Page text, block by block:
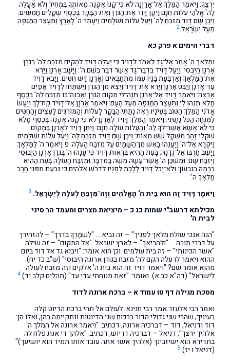
יִרְצֶךָ: וַיֹּאמֶר הַמֶּלֶךְ אֶל־אֲרַוְנָה לֹא כִּי־קָנוֹ אֶקְנֶה מֵאוֹתְךָ בִּמְחִיר וְלֹא אַעֲלֶה
לַה' אֱלֹהַי עֹלוֹת חִנָּם וַיִּקֶן דָּוִד אֶת־הַגֹּרֶן וְאֶת־הַבָּקָר בְּכֶסֶף שְׁקָלִים חֲמִשִּׁים:
וַיִּבֶן שָׁם דָּוִד מִזְבֵּחַ לַה' וַיַּעַל עֹלוֹת וּשְׁלָמִים וַיֵּעָתֵר ה' לָאָרֶץ וַתֵּעָצַר הַמַּגֵּפָה
מֵעַל יִשְׂרָאֵל.2
דברי הימים א פרק כא
וּמַלְאַךְ ה' אָמַר אֶל־גָּד לֵאמֹר לְדָוִיד כִּי יַעֲלֶה דָוִיד לְהָקִים מִזְבֵּחַ לַה' בְּגֹרֶן
אָרְנָן הַיְבֻסִי: וַיַּעַל דָּוִיד בִּדְבַר־גָּד אֲשֶׁר דִּבֶּר בְּשֵׁם ה': וַיָּשָׁב אָרְנָן וַיַּרְא
אֶת־הַמַּלְאָךְ וְאַרְבַּעַת בָּנָיו עִמּוֹ מִתְחַבְּאִים וְאָרְנָן דָּשׁ חִטִּים: וַיָּבֹא דָוִיד
עַד־אָרְנָן וַיַּבֵּט אָרְנָן וַיַּרְא אֶת־דָּוִיד וַיֵּצֵא מִן־הַגֹּרֶן וַיִּשְׁתַּחוּ לְדָוִיד אַפַּיִם
אָרְצָה: וַיֹּאמֶר דָּוִיד אֶל־אָרְנָן תְּנָה־לִּי מְקוֹם הַגֹּרֶן וְאֶבְנֶה־בּוֹ מִזְבֵּחַ לַה' בְּכֶסֶף
מָלֵא תְּנֵהוּ לִי וְתֵעָצַר הַמַּגֵּפָה מֵעַל הָעָם: וַיֹּאמֶר אָרְנָן אֶל־דָּוִיד קַח־לָךְ וְיַעַשׂ
אֲדֹנִי הַמֶּלֶךְ הַטּוֹב בְּעֵינָיו רְאֵה נָתַתִּי הַבָּקָר לָעֹלוֹת וְהַמּוֹרִגִּים לָעֵצִים וְהַחִטִּים
לַמִּנְחָה הַכֹּל נָתָתִּי: וַיֹּאמֶר הַמֶּלֶךְ דָּוִיד לְאָרְנָן לֹא כִּי־קָנֹה אֶקְנֶה בְּכֶסֶף מָלֵא
כִּי לֹא־אֶשָּׂא אֲשֶׁר־לְךָ לַה' וְהַעֲלוֹת עוֹלָה חִנָּם: וַיִּתֵּן דָּוִיד לְאָרְנָן בַּמָּקוֹם
שִׁקְלֵי זָהָב מִשְׁקָל שֵׁשׁ מֵאוֹת: וַיִּבֶן שָׁם דָּוִיד מִזְבֵּחַ לַה' וַיַּעַל עֹלוֹת וּשְׁלָמִים
וַיִּקְרָא אֶל־ה' וַיַּעֲנֵהוּ בָאֵשׁ מִן־הַשָּׁמַיִם עַל מִזְבַּח הָעֹלָה: פ וַיֹּאמֶר ה' לַמַּלְאָךְ
וַיָּשֶׁב חַרְבּוֹ אֶל־נְדָנָהּ: בָּעֵת הַהִיא בִּרְאוֹת דָּוִיד כִּי־עָנָהוּ ה' בְּגֹרֶן אָרְנָן הַיְבוּסִי
וַיִּזְבַּח שָׁם: וּמִשְׁכַּן ה' אֲשֶׁר־עָשָׂה מֹשֶׁה בַמִּדְבָּר וּמִזְבַּח הָעוֹלָה בָּעֵת הַהִיא
בַּבָּמָה בְּגִבְעוֹן: וְלֹא־יָכֹל דָּוִיד לָלֶכֶת לְפָנָיו לִדְרֹשׁ אֱלֹהִים כִּי נִבְעַת מִפְּנֵי חֶרֶב
מַלְאַךְ ה':
וַיֹּאמֶר דָּוִיד זֶה הוּא בֵּית ה' הָאֱלֹהִים וְזֶה־מִּזְבֵּחַ לְעֹלָה לְיִשְׂרָאֵל. 3
מכילתא דרשב"י שמות כג כ – מיציאת מצרים ומעמד הר סיני
לבית ה'
"הנה אנכי שולח מלאך לפניך" – זה נביא … "לִשְׁמָרְךָ בדרך" – להזהירך
על דברי תורה … "ולהביאך" – לארץ ישראל. "אל המקום" – זה שילה.
"אשר הכינותי" – זה בית עולמים. וכן הוא אומר: "ויבוא גד אל דוד ביום
ההוא ויאמר לו עלה הקם לה' מזבח בגורן ארונה היבוסי" (ש"ב כד יח).
מהוא אומר שם? "ויאמר דויד זה הוא בית ה' אלקים וזה מזבח לעולה
לישראל" (דה"א כב א). ואומר: "זאת מנוחתי עדי עד" (תהלים קלב יד).4
מסכת מגילה דף טו עמוד א – ברכת ארונה לדוד
ואמר רבי אלעזר אמר רבי חנינא: לעולם אל תהי ברכת הדיוט קלה
בעיניך, שהרי שני גדולי הדור ברכום שני הדיוטות ונתקיימה בהן, ואלו הן:
דוד ודניאל, דוד – דברכיה ארונה, דכתיב: "ויאמר ארונה אל המלך ה'
אלהיך ירצך". דניאל – דברכיה דריוש, דכתיב: "אלהך די אנת פלח לה
בתדירא הוא ישיזבינך (אלהיך אשר אתה עובד אותו תמיד הוא יושיעך)"
(דניאל ו יז).5